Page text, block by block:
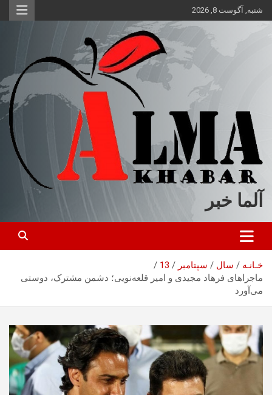
محتوا
شنبه, آگوست 8, 2026
آلما خبر
خـانـه سال سپتامبر
13
ماجراهای فرهاد مجیدی و امیر قلعه‌نویی؛ دشمن مشترک، دوستی
می‌آورد